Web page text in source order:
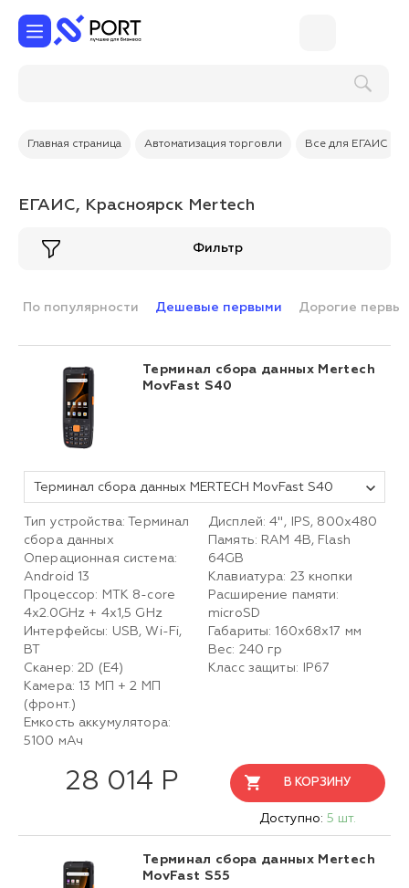
Главная страница Автоматизация торговли Все для ЕГАИС
ЕГАИС, Красноярск Mertech
Фильтр
По популярности Дешевые первыми Дорогие
Терминал сбора данных Mertech
MovFast S40
Терминал сбора данных MERTECH MovFast S40
Тип устройства: Терминал
сбора данных
Операционная система:
Android 13
Процессор: MTK 8-core
4x2.0GHz + 4x1,5 GHz
Интерфейсы: USB, Wi-Fi,
BT
Сканер: 2D (E4)
Камера: 13 МП + 2 МП
(фронт.)
Емкость аккумулятора:
5100 мАч
Дисплей: 4", IPS, 800x480
Память: RAM 4B, Flash
64GB
Клавиатура: 23 кнопки
Расширение памяти:
microSD
Габариты: 160x68x17 мм
Вес: 240 гр
Класс защиты: IP67
28 014 Р В КОРЗИНУ
Доступно: 5 шт.
Терминал сбора данных Mertech
MovFast S55